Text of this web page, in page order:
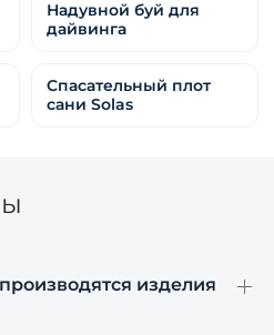
Надувной буй для
дайвинга
Cпасательный плот
сани Solas
изделия